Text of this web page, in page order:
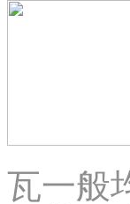
瓦一般